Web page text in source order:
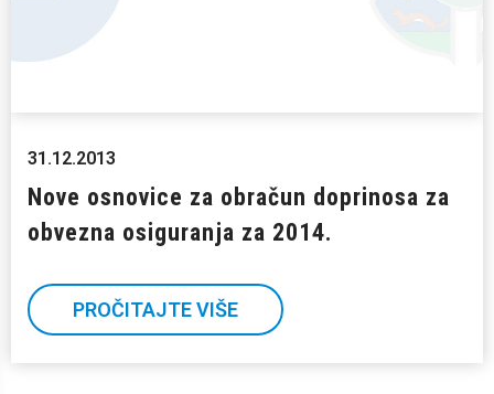
31.12.2013
Nove osnovice za obračun doprinosa za
obvezna osiguranja za 2014.
PROČITAJTE VIŠE